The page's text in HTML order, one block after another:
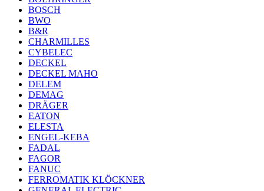
BOSCH
BWO
B&R
CHARMILLES
CYBELEC
DECKEL
DECKEL MAHO
DELEM
DEMAG
DRÄGER
EATON
ELESTA
ENGEL-KEBA
FADAL
FAGOR
FANUC
FERROMATIK KLÖCKNER